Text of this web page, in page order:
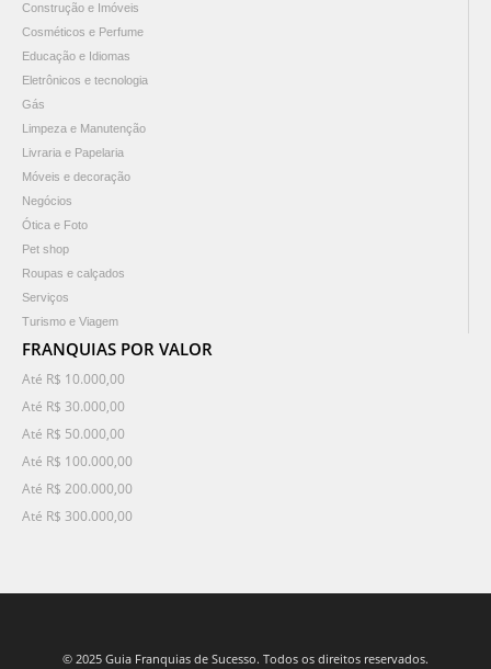
Construção e Imóveis
Cosméticos e Perfume
Educação e Idiomas
Eletrônicos e tecnologia
Gás
Limpeza e Manutenção
Livraria e Papelaria
Móveis e decoração
Negócios
Ótica e Foto
Pet shop
Roupas e calçados
Serviços
Turismo e Viagem
FRANQUIAS POR VALOR
Até R$ 10.000,00
Até R$ 30.000,00
Até R$ 50.000,00
Até R$ 100.000,00
Até R$ 200.000,00
Até R$ 300.000,00
© 2025 Guia Franquias de Sucesso. Todos os direitos reservados.